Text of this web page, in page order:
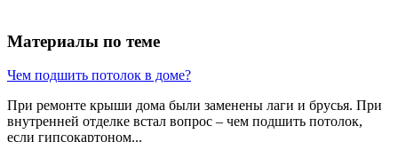
Материалы по теме
Чем подшить потолок в доме?
При ремонте крыши дома были заменены лаги и брусья. При
внутренней отделке встал вопрос – чем подшить потолок,
если гипсокартоном...